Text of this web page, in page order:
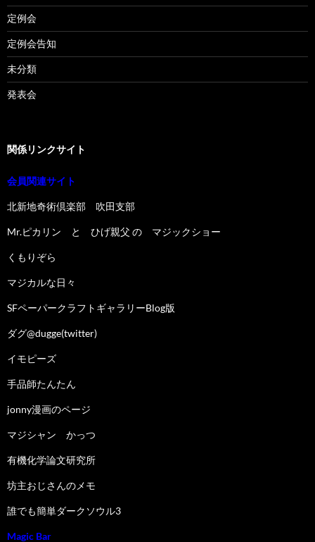
定例会
定例会告知
未分類
発表会
関係リンクサイト
会員関連サイト
北新地奇術倶楽部 吹田支部
Mr.ピカリン と ひげ親父 の マジックショー
くもりぞら
マジカルな日々
SFペーパークラフトギャラリーBlog版
ダグ@dugge(twitter)
イモピーズ
手品師たんたん
jonny漫画のページ
マジシャン かっつ
有機化学論文研究所
坊主おじさんのメモ
誰でも簡単ダークソウル3
Magic Bar